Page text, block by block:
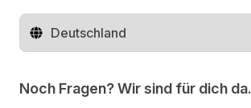
Region ändern
Noch Fragen? Wir sind für dich da.